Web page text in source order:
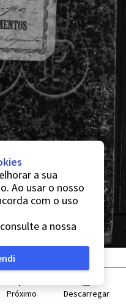
Próximo Descarregar
a sua
Ao usar o nosso
com o uso
a nossa